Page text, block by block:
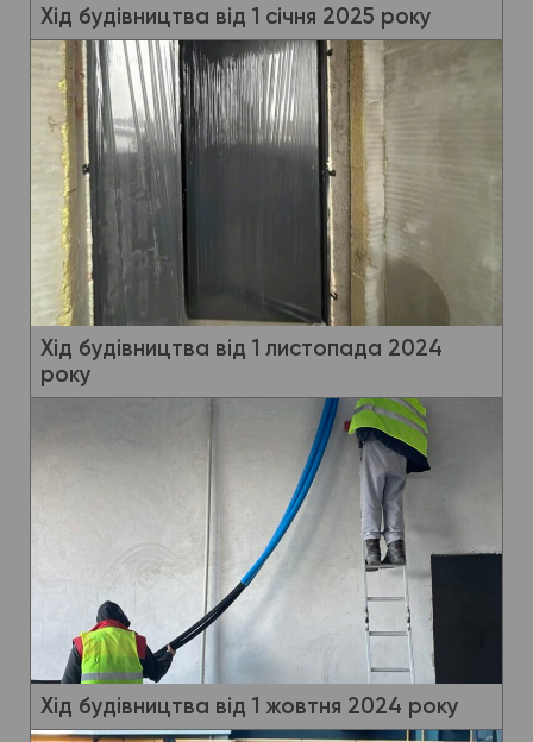
Хід будівництва від 1 січня 2025 року
Хід будівництва від 1 листопада 2024
року
Хід будівництва від 1 жовтня 2024 року